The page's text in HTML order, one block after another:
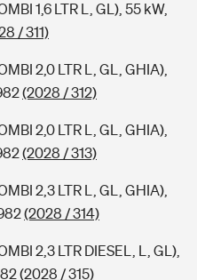
1,6 LTR L, GL), 55 kW,
/ 311)
2,0 LTR L, GL, GHIA),
(2028 / 312)
2,0 LTR L, GL, GHIA),
(2028 / 313)
2,3 LTR L, GL, GHIA),
(2028 / 314)
2,3 LTR DIESEL, L, GL),
(2028 / 315)